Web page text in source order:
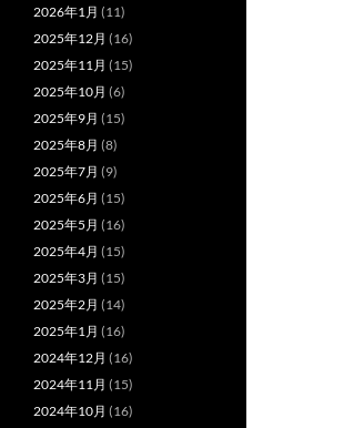
2026年1月 (11)
2025年12月 (16)
2025年11月 (15)
2025年10月 (6)
2025年9月 (15)
2025年8月 (8)
2025年7月 (9)
2025年6月 (15)
2025年5月 (16)
2025年4月 (15)
2025年3月 (15)
2025年2月 (14)
2025年1月 (16)
2024年12月 (16)
2024年11月 (15)
2024年10月 (16)